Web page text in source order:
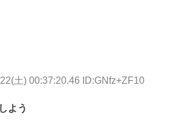
土) 00:37:20.46 ID:GNfz+ZF10
よう